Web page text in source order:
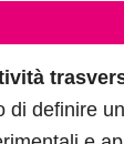
di definire un